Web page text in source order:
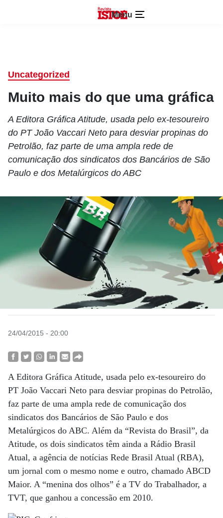
Menu
Uncategorized
Muito mais do que uma gráfica
A Editora Gráfica Atitude, usada pelo ex-tesoureiro
do PT João Vaccari Neto para desviar propinas do
Petrolão, faz parte de uma ampla rede de
comunicação dos sindicatos dos Bancários de São
Paulo e dos Metalúrgicos do ABC
24/04/2015 - 20:00
A Editora Gráfica Atitude, usada pelo ex-tesoureiro do
PT João Vaccari Neto para desviar propinas do Petrolão,
faz parte de uma ampla rede de comunicação dos
sindicatos dos Bancários de São Paulo e dos
Metalúrgicos do ABC. Além da “Revista do Brasil”, da
Atitude, os dois sindicatos têm ainda a Rádio Brasil
Atual, a agência de notícias Rede Brasil Atual (RBA),
um jornal com o mesmo nome e outro, chamado ABCD
Maior. A “menina dos olhos” é a TV do Trabalhador, a
TVT, que ganhou a concessão em 2010.